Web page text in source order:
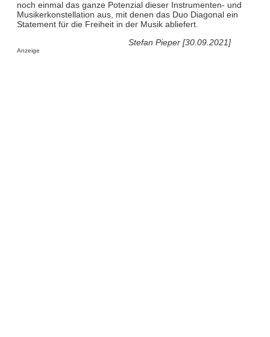
noch einmal das ganze Potenzial dieser Instrumenten- und
Musikerkonstellation aus, mit denen das Duo Diagonal ein
Statement für die Freiheit in der Musik abliefert.
Stefan Pieper [30.09.2021]
Anzeige